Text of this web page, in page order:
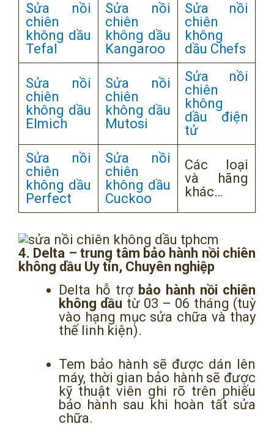
Sửa nồi
chiên
không dầu
Tefal
Sửa nồi
chiên
không dầu
Kangaroo
Sửa nồi
chiên
không
dầu Chefs
Sửa nồi
chiên
không dầu
Elmich
Sửa nồi
chiên
không dầu
Mutosi
Sửa nồi
chiên
không
dầu điện
tử
Sửa nồi
chiên
không dầu
Perfect
Sửa nồi
chiên
không dầu
Cuckoo
Các loại
và hãng
khác…
4. Delta – trung tâm bảo hành nồi chiên
không dầu Uy tín, Chuyên nghiệp
Delta hỗ trợ bảo hành nồi chiên
không dầu từ 03 – 06 tháng (tuỳ
vào hạng mục sửa chữa và thay
thế linh kiện).
Tem bảo hành sẽ được dán lên
máy, thời gian bảo hành sẽ được
kỹ thuật viên ghi rõ trên phiếu
bảo hành sau khi hoàn tất sửa
chữa.